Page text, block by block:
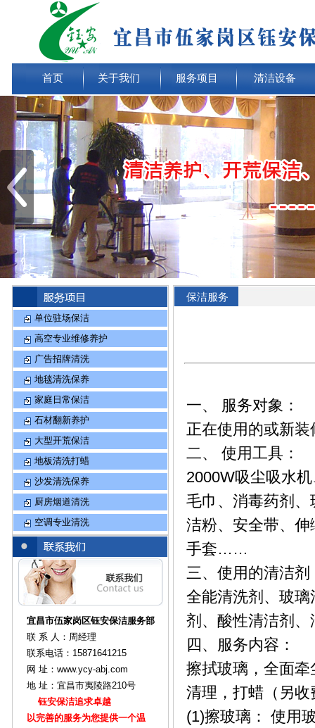
首页 关于我们 服务项目 清洁设备
单位驻场保洁
高空专业维修养护
广告招牌清洗
地毯清洗保养
家庭日常保洁
石材翻新养护
大型开荒保洁
地板清洗打蜡
沙发清洗保养
厨房烟道清洗
空调专业清洗
宜昌市伍家岗区钰安保洁服务部
联 系 人：周经理
联系电话：15871641215
网 址：www.ycy-abj.com
地 址：宜昌市夷陵路210号
钰安保洁追求卓越
以完善的服务为您提供一个温
保洁服务
一、 服务对象：
正在使用的或新
二、 使用工具：
2000W吸尘吸水
毛巾、消毒药剂
洁粉、安全带、
手套……
三、使用的清洁剂
全能清洗剂、玻
剂、酸性清洁剂
四、服务内容：
擦拭玻璃，全面
清理，打蜡（另收
(1)擦玻璃： 使用